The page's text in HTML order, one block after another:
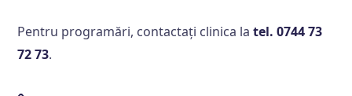
Pentru programări, contactați clinica latel. 0744 73
72 73.